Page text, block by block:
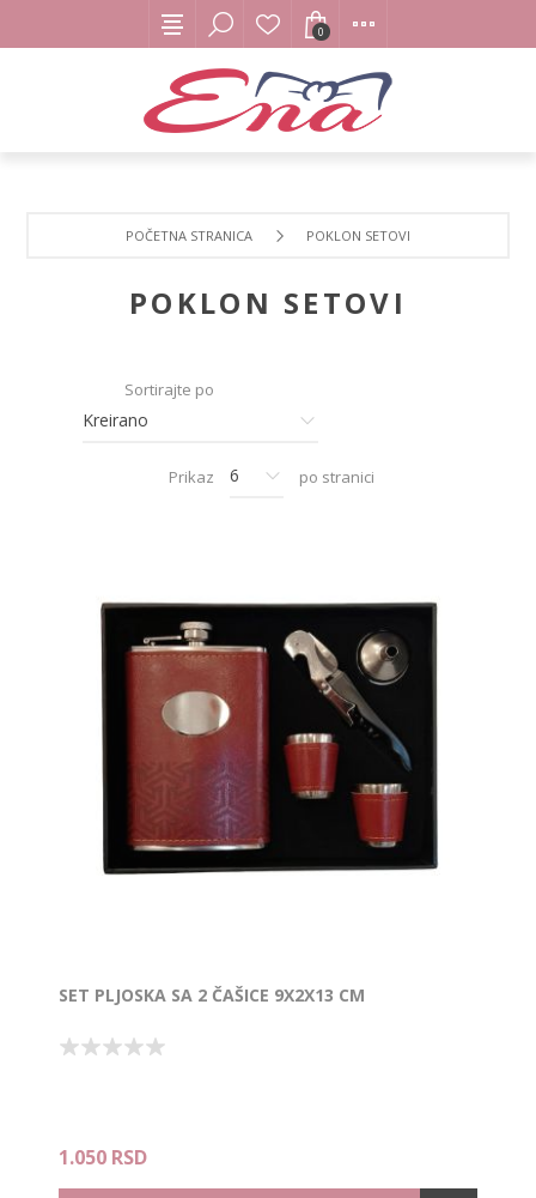
0
POČETNA STRANICA POKLON SETOVI
POKLON SETOVI
Sortirajte po
Prikaz po stranici
SET PLJOSKA SA 2 ČAŠICE 9X2X13 CM
1.050 RSD